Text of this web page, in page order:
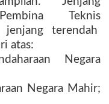
Teknis
jenjang terendah
atas:
Negara
Negara Mahir;